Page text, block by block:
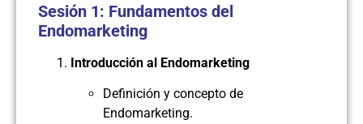
Sesión 1: Fundamentos del
Endomarketing
Introducción al Endomarketing
Definición y concepto de
Endomarketing.